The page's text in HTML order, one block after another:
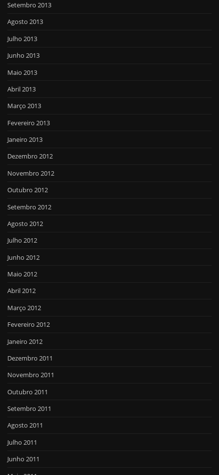
Setembro 2013
Agosto 2013
Julho 2013
Junho 2013
Maio 2013
Abril 2013
Março 2013
Fevereiro 2013
Janeiro 2013
Dezembro 2012
Novembro 2012
Outubro 2012
Setembro 2012
Agosto 2012
Julho 2012
Junho 2012
Maio 2012
Abril 2012
Março 2012
Fevereiro 2012
Janeiro 2012
Dezembro 2011
Novembro 2011
Outubro 2011
Setembro 2011
Agosto 2011
Julho 2011
Junho 2011